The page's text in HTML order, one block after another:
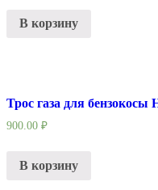
В корзину
900.00 ₽
В корзину